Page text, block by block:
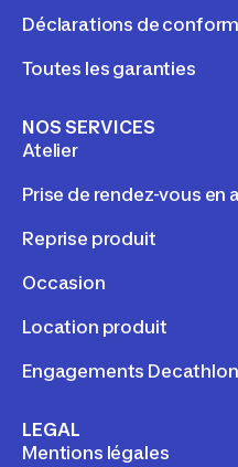
Déclarations de
Toutes les garanties
NOS SERVICES
Atelier
Prise de rendez-vous en
Reprise produit
Occasion
Location produit
Engagements Decathlon
LEGAL
Mentions légales